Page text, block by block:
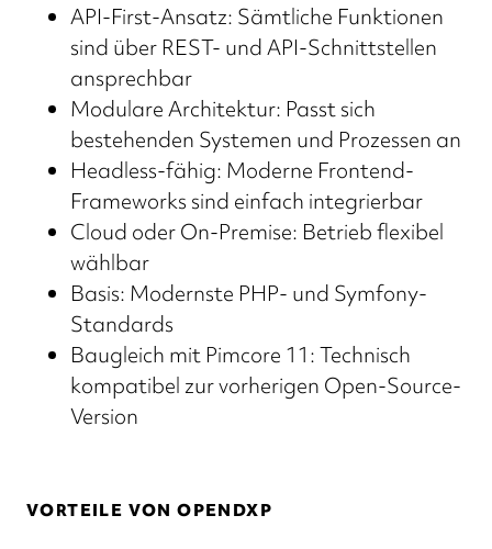
API-First-Ansatz: Sämtliche Funktionen
sind über REST- und API-Schnittstellen
ansprechbar
Modulare Architektur: Passt sich
bestehenden Systemen und Prozessen an
Headless-fähig: Moderne Frontend-
Frameworks sind einfach integrierbar
Cloud oder On-Premise: Betrieb flexibel
wählbar
Basis: Modernste PHP- und Symfony-
Standards
Baugleich mit Pimcore 11: Technisch
kompatibel zur vorherigen Open-Source-
Version
VORTEILE VON OPENDXP